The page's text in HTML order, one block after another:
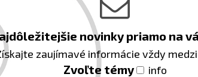
novinky priamo na
zaujímavé informácie vždy
Zvoľte témy info